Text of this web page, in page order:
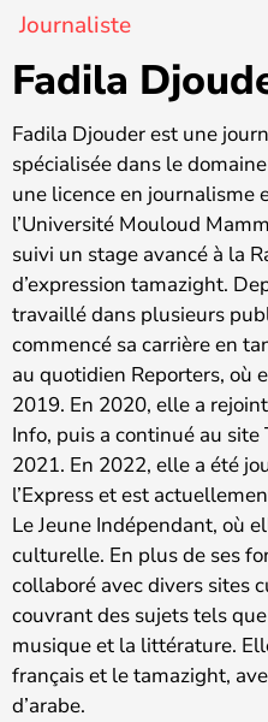
Journaliste
Fadila
Fadila Djouder est une
spécialisée dans le
une licence en journalisme
l’Université Mouloud
suivi un stage avancé à la
d’expression tamazight.
travaillé dans plusieurs
commencé sa carrière en
au quotidien Reporters, où
2019. En 2020, elle a
Info, puis a continué au
2021. En 2022, elle a été
l’Express et est
Le Jeune Indépendant, où
culturelle. En plus de ses
collaboré avec divers sites
couvrant des sujets tels
musique et la littérature.
français et le tamazight,
d’arabe.